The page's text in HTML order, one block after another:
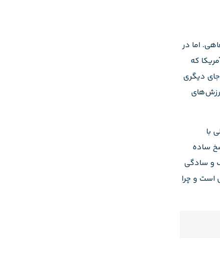
اما در
که
دیگری
با
ساده
و سادگی
است و چرا